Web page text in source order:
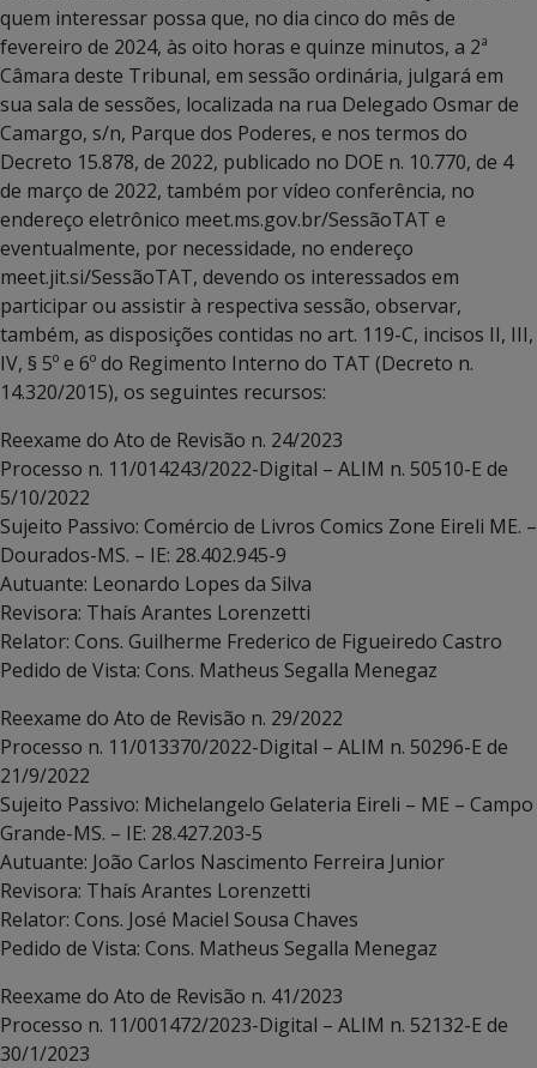
quem interessar possa que, no dia cinco do mês de
fevereiro de 2024, às oito horas e quinze minutos, a 2ª
Câmara deste Tribunal, em sessão ordinária, julgará em
sua sala de sessões, localizada na rua Delegado Osmar de
Camargo, s/n, Parque dos Poderes, e nos termos do
Decreto 15.878, de 2022, publicado no DOE n. 10.770, de 4
de março de 2022, também por vídeo conferência, no
endereço eletrônico meet.ms.gov.br/SessãoTAT e
eventualmente, por necessidade, no endereço
meet.jit.si/SessãoTAT, devendo os interessados em
participar ou assistir à respectiva sessão, observar,
também, as disposições contidas no art. 119-C, incisos II, III,
IV, § 5º e 6º do Regimento Interno do TAT (Decreto n.
14.320/2015), os seguintes recursos:
Reexame do Ato de Revisão n. 24/2023
Processo n. 11/014243/2022-Digital – ALIM n. 50510-E de
5/10/2022
Sujeito Passivo: Comércio de Livros Comics Zone Eireli ME. –
Dourados-MS. – IE: 28.402.945-9
Autuante: Leonardo Lopes da Silva
Revisora: Thaís Arantes Lorenzetti
Relator: Cons. Guilherme Frederico de Figueiredo Castro
Pedido de Vista: Cons. Matheus Segalla Menegaz
Reexame do Ato de Revisão n. 29/2022
Processo n. 11/013370/2022-Digital – ALIM n. 50296-E de
21/9/2022
Sujeito Passivo: Michelangelo Gelateria Eireli – ME – Campo
Grande-MS. – IE: 28.427.203-5
Autuante: João Carlos Nascimento Ferreira Junior
Revisora: Thaís Arantes Lorenzetti
Relator: Cons. José Maciel Sousa Chaves
Pedido de Vista: Cons. Matheus Segalla Menegaz
Reexame do Ato de Revisão n. 41/2023
Processo n. 11/001472/2023-Digital – ALIM n. 52132-E de
30/1/2023